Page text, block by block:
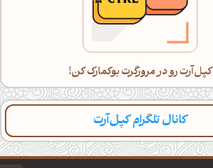
کپل‌آرت رو در مرورگرت بوکمارک کن!
کانال تلگرام کپل‌آرت